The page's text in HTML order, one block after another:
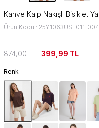
Kahve Kalp Nakışlı Bisiklet
Ürün Kodu : 25Y1063UST011-004
874,00TL 399,99 TL
Renk